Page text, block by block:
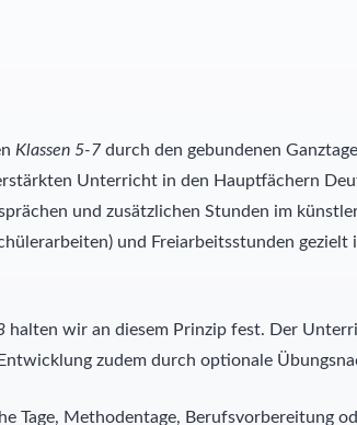
Klassen 5-7 durch den gebundenen
Unterricht in den Hauptfächern
und zusätzlichen Stunden im
und Freiarbeitsstunden
halten wir an diesem Prinzip fest. Der
zudem durch optionale
Methodentage, Berufsvorbereitung